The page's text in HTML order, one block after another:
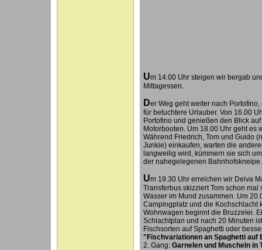
Um 14.00 Uhr steigen wir bergab
Mittagessen.
Der Weg geht weiter nach
für betuchtere Urlauber. Von 16.00
Portofino und genießen den Blick
Motorbooten. Um 18.00 Uhr geht es
Während Friedrich, Tom und Guido
Junkie) einkaufen, warten die
langweilig wird, kümmern sie sich
der nahegelegenen Bahnhofskneipe.
Um 19.30 Uhr erreichen wir Deiva
Transferbus skizziert Tom schon
Wasser im Mund zusammen. Um
Campingplatz und die Kochschlacht
Wohnwagen beginnt die Bruzzelei.
Schlachtplan und nach 20 Minuten
Fischsorten auf Spaghetti oder
"Fischvariationen an Spaghetti auf
2. Gang: Garnelen und Muscheln in